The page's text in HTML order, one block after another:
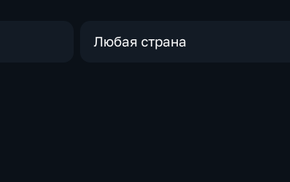
Любая страна